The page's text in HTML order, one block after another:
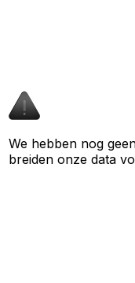
We hebben nog
breiden onze data